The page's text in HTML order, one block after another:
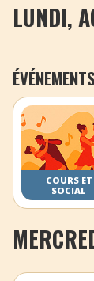
LUNDI,
COURS ET
SOCIAL